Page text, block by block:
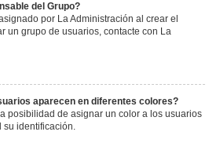
del Grupo?
por La Administración al crear el
un grupo de usuarios, contacte con La
aparecen en diferentes colores?
posibilidad de asignar un color a los usuarios
su identificación.